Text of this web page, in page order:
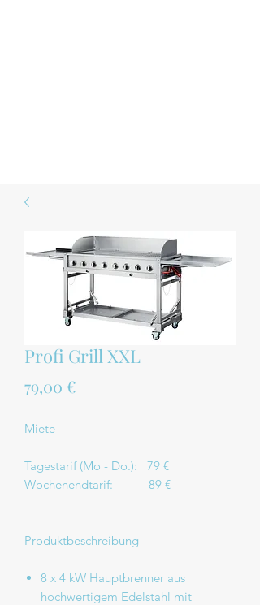
Profi Grill XXL
79,00 €
Miete
Tagestarif (Mo - Do.): 79 €
Wochenendtarif: 89 €
Produktbeschreibung
8 x 4 kW Hauptbrenner aus
hochwertigem Edelstahl mit